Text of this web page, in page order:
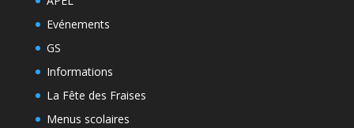
Evénements
GS
Informations
La Fête des Fraises
Menus scolaires